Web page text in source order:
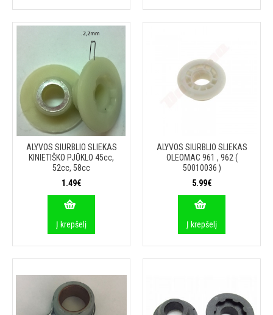
ALYVOS SIURBLIO SLIEKAS
KINIETIŠKO PJŪKLO 45cc,
52cc, 58cc
1.49€
Į krepšelį
ALYVOS SIURBLIO SLIEKAS
OLEOMAC 961 , 962 (
50010036 )
5.99€
Į krepšelį